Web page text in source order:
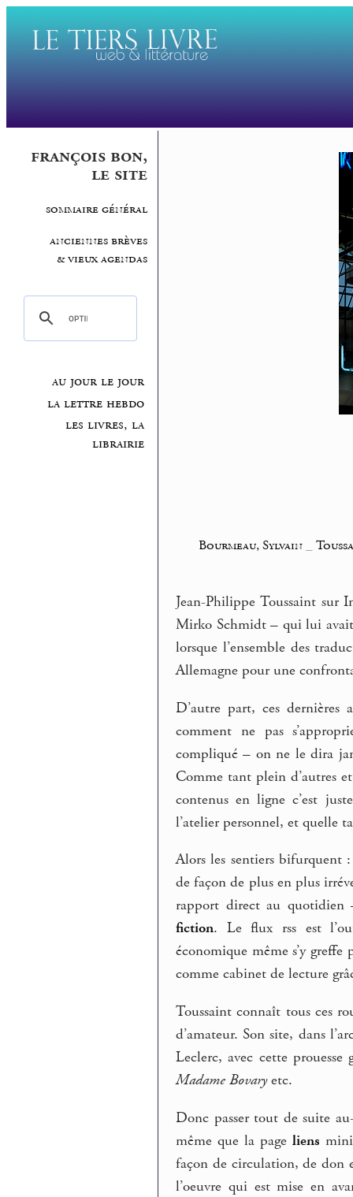
françois bon,
le site
sommaire général
anciennes brèves
& vieux agendas
au jour le jour
la lettre hebdo
les livres, la
librairie
Bourmeau, Sylvain_
Jean-Philippe Toussaint sur
Mirko Schmidt – qui lui
lorsque l’ensemble des
Allemagne pour une
D’autre part, ces dernières
comment ne pas
compliqué – on ne le dira
Comme tant plein d’autres
contenus en ligne c’est
l’atelier personnel, et quelle
Alors les sentiers bifurquent
de façon de plus en plus
rapport direct au
fiction. Le flux rss est
économique même s’y greffe
comme cabinet de lecture
Toussaint connaît tous ces
d’amateur. Son site, dans
Leclerc, avec cette prouesse
Madame Bovaryetc.
Donc passer tout de suite
même que la page liens
façon de circulation, de
l’oeuvre qui est mise en